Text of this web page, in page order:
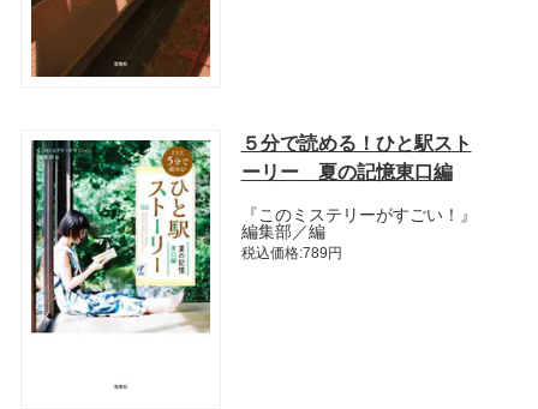
５分で読める！ひと駅スト
ーリー 夏の記憶東口編
『このミステリーがすごい！』
編集部／編
税込価格:789円